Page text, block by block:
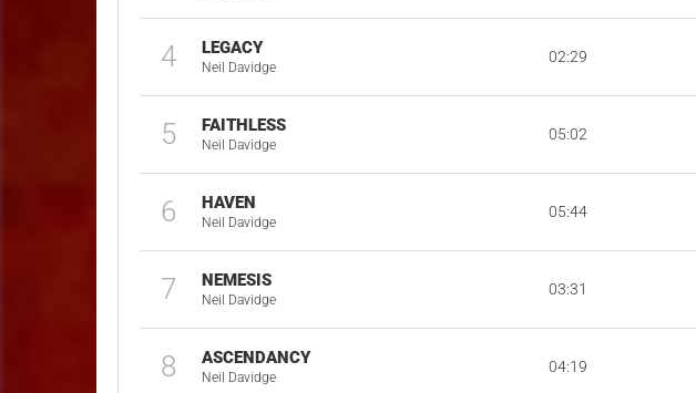
4 LEGACY
Neil Davidge
02:29
5 FAITHLESS
Neil Davidge
05:02
6 HAVEN
Neil Davidge
05:44
7 NEMESIS
Neil Davidge
03:31
8 ASCENDANCY
Neil Davidge
04:19